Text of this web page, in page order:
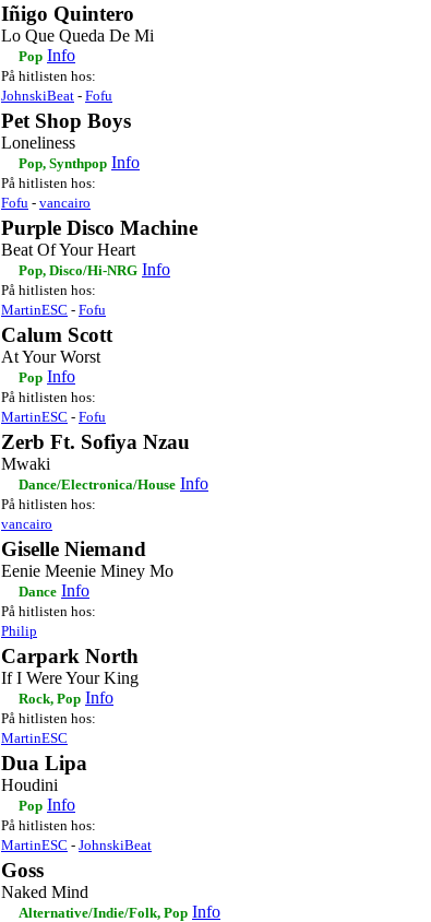
Iñigo Quintero
Lo Que Queda De Mi
Pop Info
På hitlisten hos:
JohnskiBeat - Fofu
Pet Shop Boys
Loneliness
Pop, Synthpop Info
På hitlisten hos:
Fofu - vancairo
Purple Disco Machine
Beat Of Your Heart
Pop, Disco/Hi-NRG Info
På hitlisten hos:
MartinESC - Fofu
Calum Scott
At Your Worst
Pop Info
På hitlisten hos:
MartinESC - Fofu
Zerb Ft. Sofiya Nzau
Mwaki
Dance/Electronica/House Info
På hitlisten hos:
vancairo
Giselle Niemand
Eenie Meenie Miney Mo
Dance Info
På hitlisten hos:
Philip
Carpark North
If I Were Your King
Rock, Pop Info
På hitlisten hos:
MartinESC
Dua Lipa
Houdini
Pop Info
På hitlisten hos:
MartinESC - JohnskiBeat
Goss
Naked Mind
Alternative/Indie/Folk, Pop Info